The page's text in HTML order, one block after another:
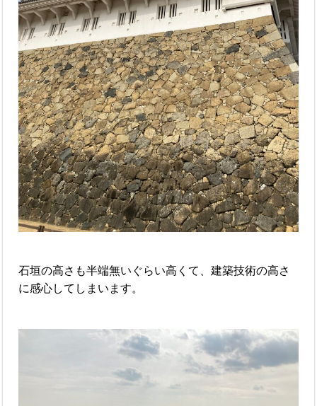
石垣の高さも半端無いぐらい高くて、建築技術の高さ
に感心してしまいます。